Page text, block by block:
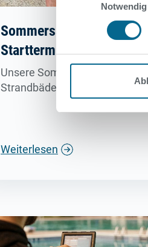
Notwendig
Sommersaison 2026 -
Starttermine der
Unsere Sommerbäder und die
Strandbäder sind geöffnet.
Weiterlesen